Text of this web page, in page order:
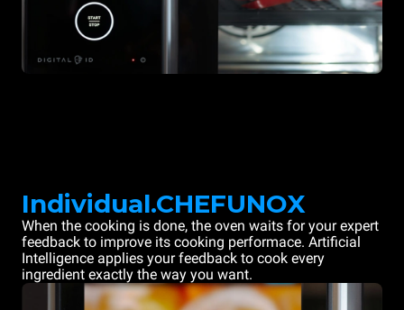
Individual.CHEFUNOX
When the cooking is done, the oven waits for your expert
feedback to improve its cooking performace. Artificial
Intelligence applies your feedback to cook every
ingredient exactly the way you want.